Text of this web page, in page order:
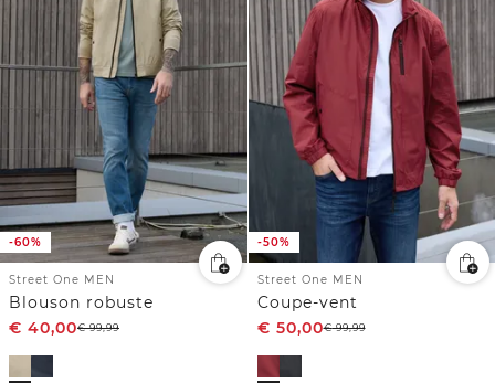
-60%
Street One MEN
Blouson robuste
€ 40,00€99,99
-50%
Street One MEN
Coupe-vent
€ 50,00€99,99